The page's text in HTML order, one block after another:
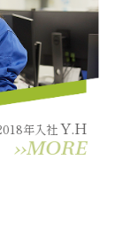
2018年入社Y.H
››MORE